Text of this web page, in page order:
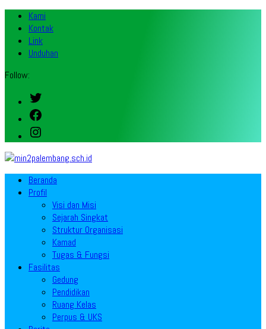
Kami
Kontak
Link
Unduhan
Follow:
Twitter
Facebook
Instagram
Beranda
Profil
Visi dan Misi
Sejarah Singkat
Struktur Organisasi
Kamad
Tugas & Fungsi
Fasilitas
Gedung
Pendidikan
Ruang Kelas
Perpus & UKS